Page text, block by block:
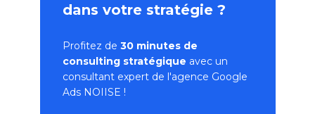
dans votre stratégie ?
Profitez de 30 minutes de
consulting stratégique avec un
consultant expert de l'agence Google
AdsNOIISE !